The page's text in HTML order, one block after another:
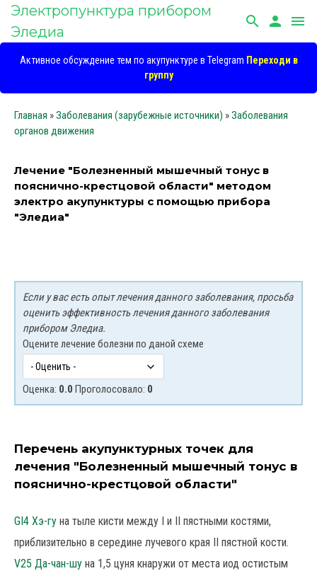
Электропунктура прибором
Эледиа
search person menu
Активное обсуждение тем по акупунктуре в Telegram Переходи в
группу
Главная »Заболевания (зарубежные источники) »Заболевания
органов движения
Лечение "Болезненный мышечный тонус в
пояснично-крестцовой области" методом
электро акупунктуры с помощью прибора
"Эледиа"
Если у вас есть опыт лечения данного заболевания, просьба
оценить эффективность лечения данного заболевания
прибором Эледиа.
Оцените лечение болезни по даной схеме
Оценка: 0.0 Проголосовало: 0
Перечень акупунктурных точек для
лечения "Болезненный мышечный тонус в
пояснично-крестцовой области"
GI4 Хэ-гу на тыле кисти между I и II пястными костями,
приблизительно в середине лучевого края II пястной кости.
V25 Да-чан-шу на 1,5 цуня кнаружи от места иод остистым